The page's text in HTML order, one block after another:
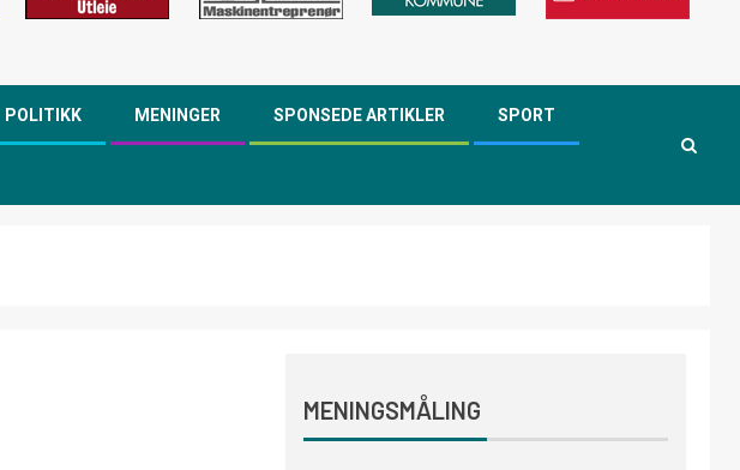
POLITIKK MENINGER SPONSEDE ARTIKLER SPORT
MENINGSMÅLING